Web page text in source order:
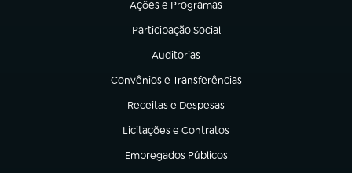
Ações e Programas
(abre em nova aba)
Participação Social
(abre em nova aba)
Auditorias
(abre em nova aba)
Convênios e Transferências
(abre em nova aba)
Receitas e Despesas
(abre em nova aba)
Licitações e Contratos
(abre em nova aba)
Empregados Públicos
(abre em nova aba)